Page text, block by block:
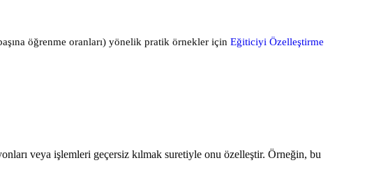
öğrenme oranları) yönelik pratik örnekler için Eğiticiyi Özelleştirme
veya işlemleri geçersiz kılmak suretiyle onu özelleştir. Örneğin, bu